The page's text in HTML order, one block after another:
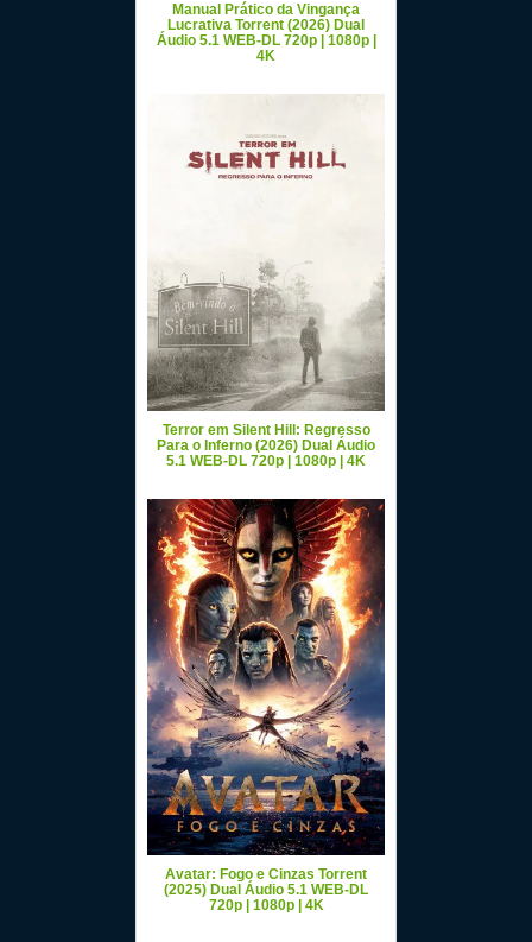
Manual Prático da Vingança
Lucrativa Torrent (2026) Dual
Áudio 5.1 WEB-DL 720p | 1080p |
4K
Terror em Silent Hill: Regresso
Para o Inferno (2026) Dual Áudio
5.1 WEB-DL 720p | 1080p | 4K
Avatar: Fogo e Cinzas Torrent
(2025) Dual Áudio 5.1 WEB-DL
720p | 1080p | 4K